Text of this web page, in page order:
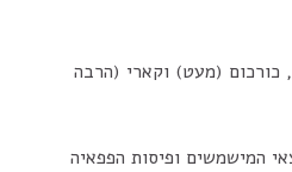
כורכום (מעט) וקארי (הרבה
המישמשים ופיסות הפפאיה